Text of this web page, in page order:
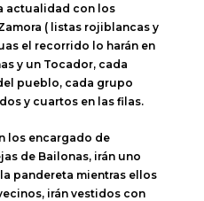
actualidad con los
( listas rojiblancas y
el recorrido lo harán en
y un Tocador, cada
pueblo, cada grupo
y cuartos en las filas.
los encargado de
de Bailonas, irán uno
pandereta mientras ellos
irán vestidos con